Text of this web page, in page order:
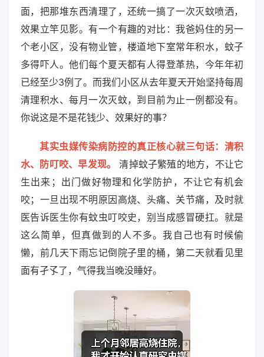
面，把那堆东西清理了，还统一搞了一次灭蚊喷洒，
效果立竿见影。有一个有趣的对比：我爸妈住的另一
个老小区，没有物业管，楼道地下室常年积水，蚊子
多得吓人。他们每个夏天都有人得登革热，今年年初
已经至少3例了。而我们小区从去年夏天开始坚持每周
清理积水、每月一次灭蚊，到目前为止一例都没有。
你说这是不是花钱少、效果好的事？
其实虫媒传染病防控的真正核心就三句话：清积
水、防叮咬、早发现。
清掉蚊子繁殖的地方，不让它
生出来；出门做好物理和化学防护，不让它有机会
咬；一旦出现不明原因高烧、头痛、关节痛，及时就
医告诉医生你有蚊虫叮咬史，别当成感冒硬扛。就是
这么简单，但真做到的人不多。我自己也有时候偷
懒，前几天下雨忘记倒院子里的桶，第二天就看见里
面有孑孓了，气得我当晚没睡好。